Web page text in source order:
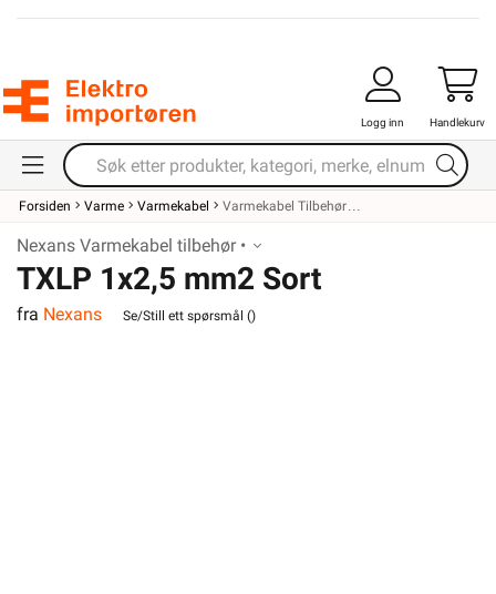
Logg inn Handlekurv
Forsiden Varme Varmekabel Varmekabel Tilbehør
Nexans Varmekabel tilbehør •
TXLP 1x2,5 mm2 Sort
Tilledning
fra Nexans Se/Still ett spørsmål ()